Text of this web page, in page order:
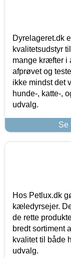
Dyrelageret.dk
kvalitetsudstyr
mange kræfter i
afprøvet og
ikke mindst det
hunde-, katte-,
udvalg.
Se
Hos Petlux.dk
kæledyrsejer.
de rette
bredt sortiment
kvalitet til både
udvalg.